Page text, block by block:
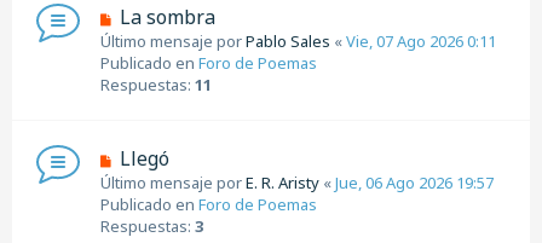
n
s
a
j
N
u
e
v
n
s
a
j
La sombra
Último mensaje porPablo Sales «Vie, 07 Ago 2026 0:11
Publicado en Foro de Poemas
Respuestas: 11
N
u
e
v
Llegó
Último mensaje porE. R. Aristy «Jue, 06 Ago 2026 19:57
Publicado en Foro de Poemas
Respuestas: 3